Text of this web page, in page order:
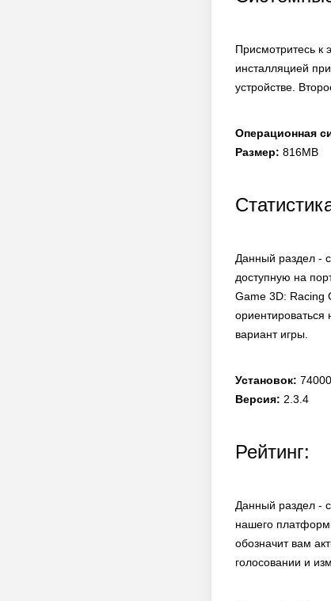
Присмотритесь к
инсталляцией
устройстве.
Операционная
Размер: 816MB
Данный раздел -
доступную на
Game 3D: Racing
ориентироваться
вариант игры.
Установок:
Версия: 2.3.4
Рейтинг:
Данный раздел -
нашего
обозначит вам
голосовании и